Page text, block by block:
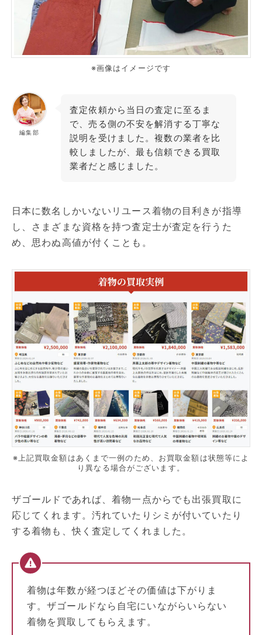
※画像はイメージです
編集部
査定依頼から当日の査定に至るま
で、売る側の不安を解消する丁寧な
説明を受けました。複数の業者を比
較しましたが、最も信頼できる買取
業者だと感じました。
日本に数名しかいないリユース着物の目利きが指導
し、さまざまな資格を持つ査定士が査定を行うた
め、思わぬ高値が付くことも。
※上記買取金額はあくまで一例のため、お買取金額は状態等によ
り異なる場合がございます。
ザゴールドであれば、着物一点からでも出張買取に
応じてくれます。汚れていたりシミが付いていたり
する着物も、快く査定してくれました。
着物は年数が経つほどその価値は下がりま
す。ザゴールドなら自宅にいながらいらない
着物を買取してもらえます。